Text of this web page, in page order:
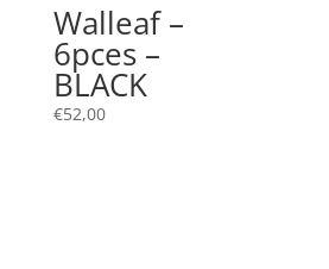
Walleaf –
6pces –
BLACK
€52,00